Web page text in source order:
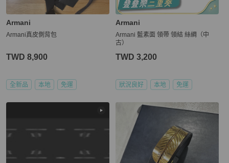
Armani
Armani真皮側背包
TWD 8,900
全新品 本地 免運
Armani
Armani 藍素面 領帶 領結 絲綢（中
古）
TWD 3,200
狀況良好 本地 免運